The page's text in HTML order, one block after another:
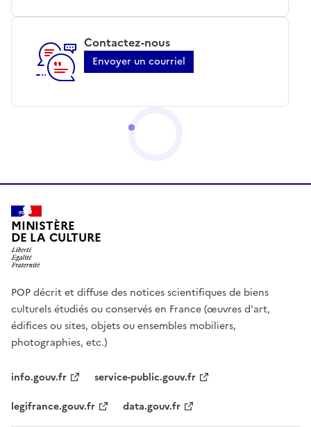
Contactez-nous
Envoyer un courriel
MINISTÈRE
DE LA CULTURE
POP décrit et diffuse des notices scientifiques de biens
culturels étudiés ou conservés en France (œuvres d'art,
édifices ou sites, objets ou ensembles mobiliers,
photographies, etc.)
info.gouv.fr
service-public.gouv.fr
legifrance.gouv.fr
data.gouv.fr